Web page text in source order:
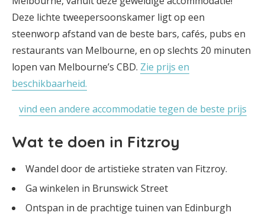
Deze lichte tweepersoonskamer ligt op een
steenworp afstand van de beste bars, cafés, pubs en
restaurants van Melbourne, en op slechts 20 minuten
lopen van Melbourne’s CBD. Zie prijs en
beschikbaarheid.
vind een andere accommodatie tegen de beste prijs
Wat te doen in Fitzroy
Wandel door de artistieke straten van Fitzroy.
Ga winkelen in Brunswick Street
Ontspan in de prachtige tuinen van Edinburgh